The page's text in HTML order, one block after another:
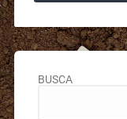
BUSCA